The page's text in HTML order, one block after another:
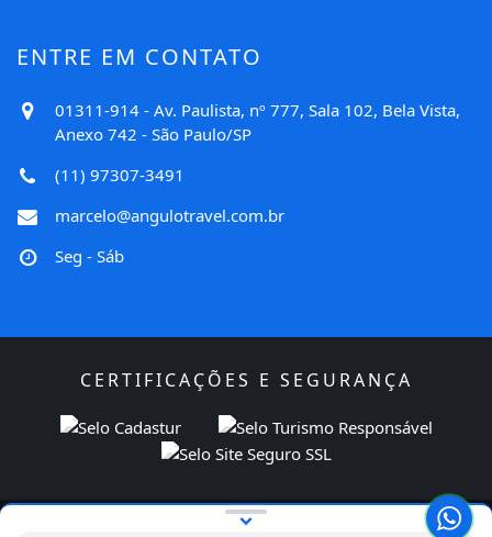
ENTRE EM CONTATO
01311-914 - Av. Paulista, nº 777, Sala 102, Bela Vista,
Anexo 742 - São Paulo/SP
(11) 97307-3491
marcelo@angulotravel.com.br
Seg - Sáb
CERTIFICAÇÕES E SEGURANÇA
Licenciado para ANGULO TRAVEL VIAGEM E TURISMO LTDA |